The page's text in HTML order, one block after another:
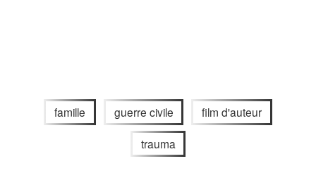
famille guerre civile film d'auteur
trauma